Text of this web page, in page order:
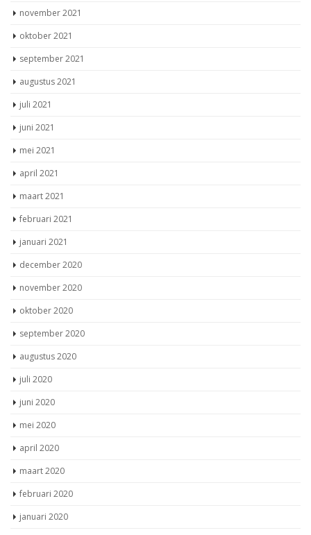
november 2021
oktober 2021
september 2021
augustus 2021
juli 2021
juni 2021
mei 2021
april 2021
maart 2021
februari 2021
januari 2021
december 2020
november 2020
oktober 2020
september 2020
augustus 2020
juli 2020
juni 2020
mei 2020
april 2020
maart 2020
februari 2020
januari 2020